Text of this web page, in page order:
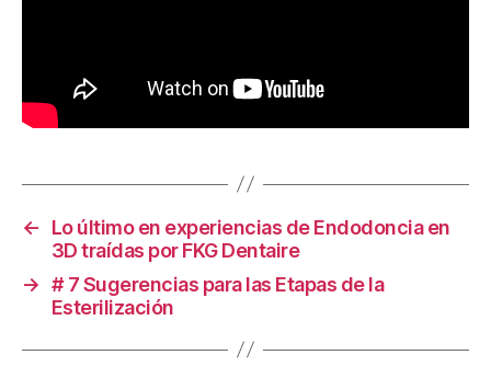
←
Lo último en experiencias de Endodoncia en
3D traídas por FKG Dentaire
→ # 7 Sugerencias para las Etapas de la
Esterilización